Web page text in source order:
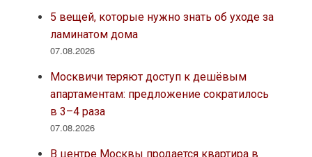
5 вещей, которые нужно знать об уходе за
ламинатом дома
07.08.2026
Москвичи теряют доступ к дешёвым
апартаментам: предложение сократилось
в 3–4 раза
07.08.2026
В центре Москвы продается квартира в